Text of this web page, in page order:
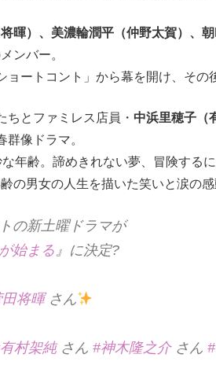
暉）、美濃輪潤平（仲野太賀）、朝
ンバー。
ョートコント」から幕を開け、その
ちとファミレス店員・ 中浜里穂子（
群像ドラマ。
年齢。諦めきれない夢、冒険する
の男女の人生を描いた笑いと涙の感
の新土曜ドラマが
始まる』に決定?
将暉さん
村架純さん #神木隆之介さん